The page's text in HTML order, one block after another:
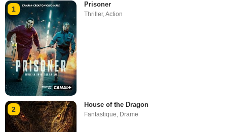
1
Prisoner
Thriller,Action
2
House of the Dragon
Fantastique Drame